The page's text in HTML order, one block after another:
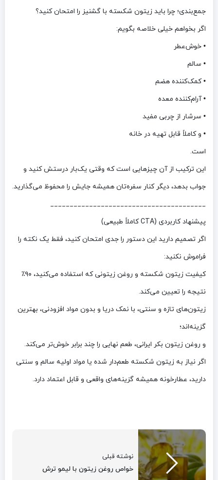
جمع‌بندی؛ چرا باید زیتون شکسته با گشنیز را امتحان کنید؟
اگر بخواهم خیلی خلاصه بگویم:
• خوش‌عطر
• سالم
• کمک‌کننده هضم
• آرام‌کننده معده
• سرشار از چربی مفید
• و کاملاً قابل تهیه در خانه
است.
این ترکیب از آن چیزهایی است که وقتی یک‌بار درستش کنید و
جواب بدهد، دیگر کنار سفره‌تان همیشه جایش را محفوظ می‌گذارید.
________________________________________
پیشنهاد کاربردی (CTA کاملاً طبیعی)
اگر تصمیم دارید این دستور را جدی امتحان کنید، فقط یک نکته را
فراموش نکنید:
کیفیت زیتون شکسته و روغن زیتونی که استفاده می‌کنید، ۹۰٪
نتیجه را تعیین می‌کند.
زیتون‌های تازه و سنتی، با نمک دریا و بدون مواد افزودنی، بهترین
گزینه‌اند؛
و روغن زیتون بکر ایرانی، طعم نهایی را چند برابر خوش‌تر می‌کند.
اگر نیاز به زیتون شکسته طعم‌دار شده یا مواد اولیه سالم و سنتی
دارید، عطارخونه همیشه گزینه‌های واقعی و قابل اعتماد دارد.
نوشته قبلی
خواص روغن زیتون با لیمو ترش